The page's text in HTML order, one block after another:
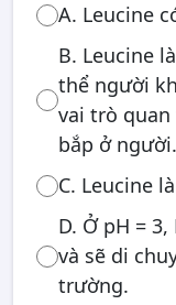
A. Leucine
B. Leucine
thể người
vai trò
bắp ở người.
C. Leucine
D. Ở pH =
và sẽ di
trường.